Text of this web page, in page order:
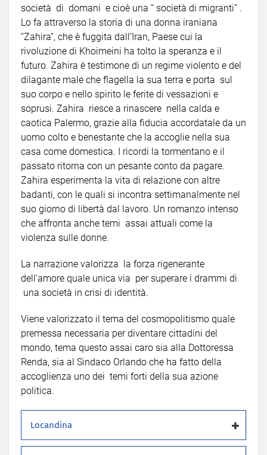
società di domani e cioè una “ società di migranti” .
Lo fa attraverso la storia di una donna iraniana
“Zahira”, che è fuggita dall’Iran, Paese cui la
rivoluzione di Khoimeini ha tolto la speranza e il
futuro. Zahira è testimone di un regime violento e del
dilagante male che flagella la sua terra e porta sul
suo corpo e nello spirito le ferite di vessazioni e
soprusi. Zahira riesce a rinascere nella calda e
caotica Palermo, grazie alla fiducia accordatale da un
uomo colto e benestante che la accoglie nella sua
casa come domestica. I ricordi la tormentano e il
passato ritorna con un pesante conto da pagare.
Zahira esperimenta la vita di relazione con altre
badanti, con le quali si incontra settimanalmente nel
suo giorno di libertà dal lavoro. Un romanzo intenso
che affronta anche temi assai attuali come la
violenza sulle donne.
La narrazione valorizza la forza rigenerante
dell’amore quale unica via per superare i drammi di
una società in crisi di identità.
Viene valorizzato il tema del cosmopolitismo quale
premessa necessaria per diventare cittadini del
mondo, tema questo assai caro sia alla Dottoressa
Renda, sia al Sindaco Orlando che ha fatto della
accoglienza uno dei temi forti della sua azione
politica.
Locandina